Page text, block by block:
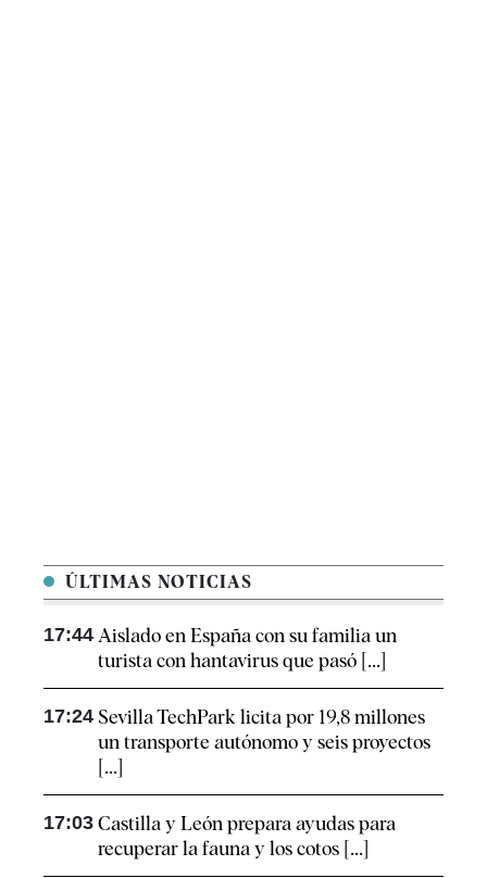
ÚLTIMAS NOTICIAS
17:44 Aislado en España con su familia un
turista con hantavirus que pasó [...]
17:24 Sevilla TechPark licita por 19,8 millones
un transporte autónomo y seis proyectos
[...]
17:03 Castilla y León prepara ayudas para
recuperar la fauna y los cotos [...]